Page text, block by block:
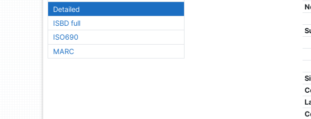
Detailed
ISBD full
ISO690
MARC